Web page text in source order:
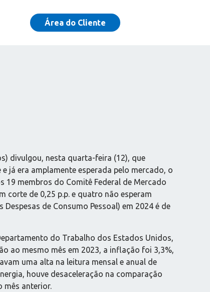
Área do Cliente
divulgou, nesta quarta-feira (12), que
já era amplamente esperada pelo mercado, o
19 membros do Comitê Federal de Mercado
corte de 0,25 p.p. e quatro não esperam
de Consumo Pessoal) em 2024 é de
do Trabalho dos Estados Unidos,
ao mesmo mês em 2023, a inflação foi 3,3%,
uma alta na leitura mensal e anual de
houve desaceleração na comparação
mês anterior.